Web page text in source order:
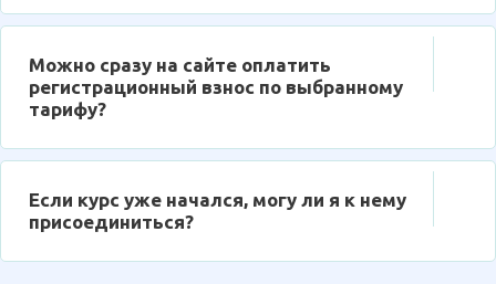
Можно сразу на сайте оплатить
регистрационный взнос по выбранному
тарифу?
Если курс уже начался, могу ли я к нему
присоединиться?